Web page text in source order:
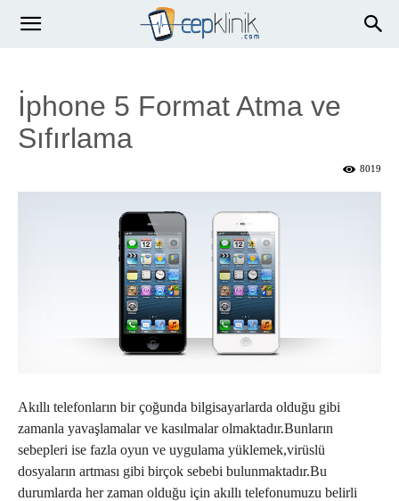
İphone 5 Format Atma ve
Sıfırlama
8019
Akıllı telefonların bir çoğunda bilgisayarlarda olduğu gibi
zamanla yavaşlamalar ve kasılmalar olmaktadır.Bunların
sebepleri ise fazla oyun ve uygulama yüklemek,virüslü
dosyaların artması gibi birçok sebebi bulunmaktadır.Bu
durumlarda her zaman olduğu için akıllı telefonumuzu belirli